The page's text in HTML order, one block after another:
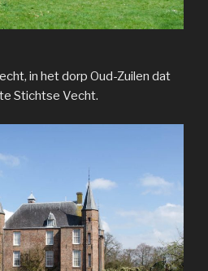
in het dorp Oud-Zuilen dat
Stichtse Vecht.